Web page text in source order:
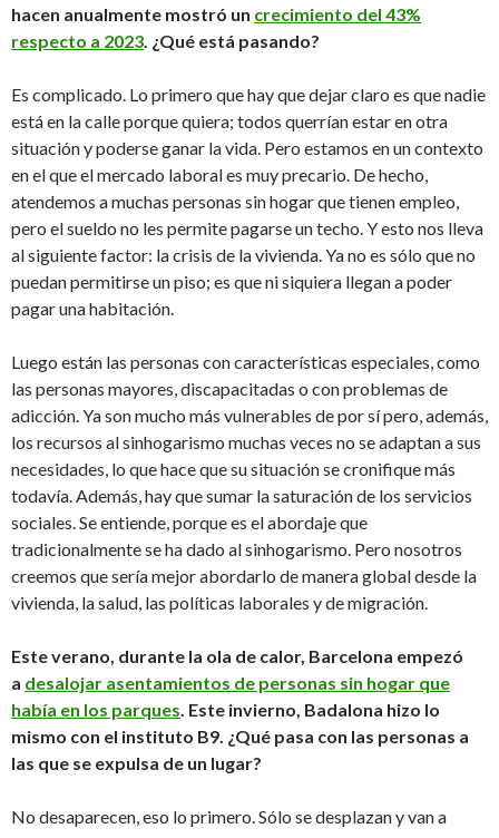
hacen anualmente mostró un crecimiento del 43%
respecto a 2023. ¿Qué está pasando?
Es complicado. Lo primero que hay que dejar claro es que nadie
está en la calle porque quiera; todos querrían estar en otra
situación y poderse ganar la vida. Pero estamos en un contexto
en el que el mercado laboral es muy precario. De hecho,
atendemos a muchas personas sin hogar que tienen empleo,
pero el sueldo no les permite pagarse un techo. Y esto nos lleva
al siguiente factor: la crisis de la vivienda. Ya no es sólo que no
puedan permitirse un piso; es que ni siquiera llegan a poder
pagar una habitación.
Luego están las personas con características especiales, como
las personas mayores, discapacitadas o con problemas de
adicción. Ya son mucho más vulnerables de por sí pero, además,
los recursos al sinhogarismo muchas veces no se adaptan a sus
necesidades, lo que hace que su situación se cronifique más
todavía. Además, hay que sumar la saturación de los servicios
sociales. Se entiende, porque es el abordaje que
tradicionalmente se ha dado al sinhogarismo. Pero nosotros
creemos que sería mejor abordarlo de manera global desde la
vivienda, la salud, las políticas laborales y de migración.
Este verano, durante la ola de calor, Barcelona empezó
a desalojar asentamientos de personas sin hogar que
había en los parques. Este invierno, Badalona hizo lo
mismo con el instituto B9. ¿Qué pasa con las personas a
las que se expulsa de un lugar?
No desaparecen, eso lo primero. Sólo se desplazan y van a